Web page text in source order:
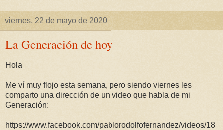
viernes, 22 de mayo de 2020
La Generación de hoy
Hola
Me ví muy flojo esta semana, pero siendo viernes les
comparto una dirección de un video que habla de mi
Generación:
https://www.facebook.com/pablorodolfofernandez/videos/18